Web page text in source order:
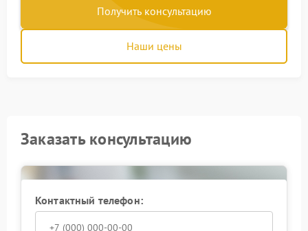
Получить консультацию
Наши цены
Заказать консультацию
Контактный телефон: